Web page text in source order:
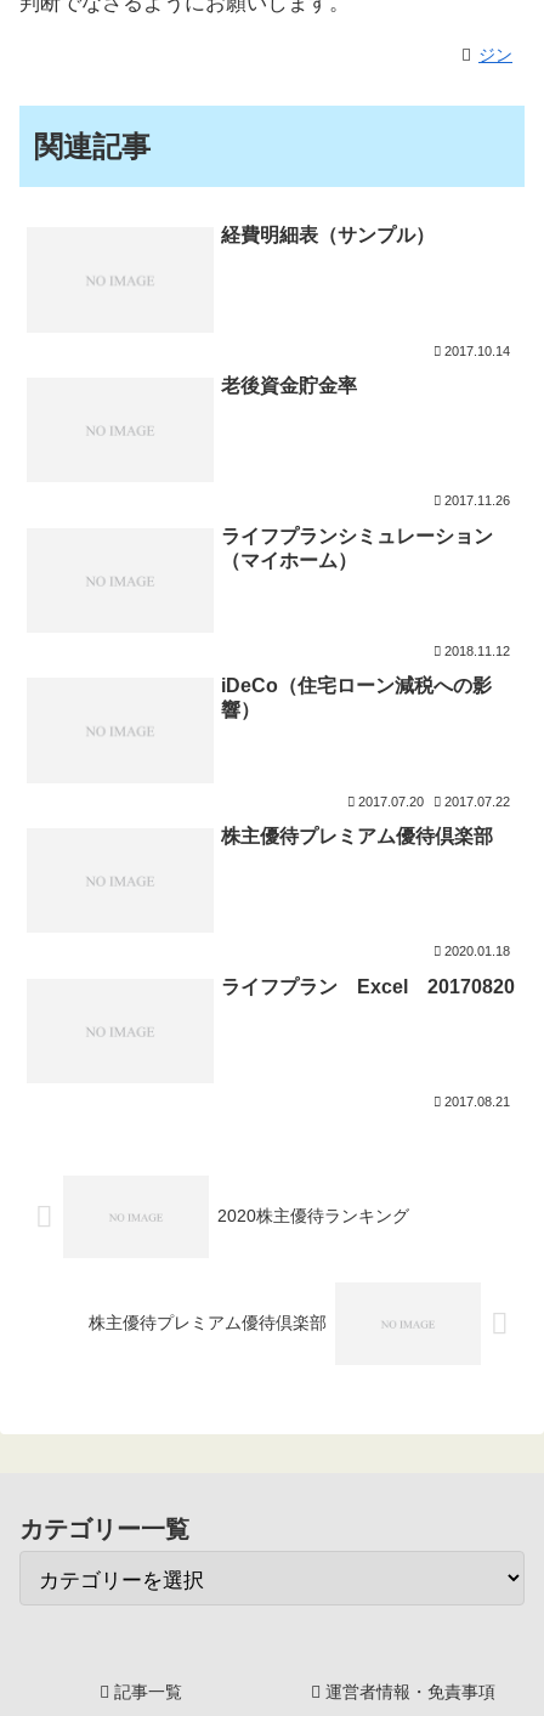
ジン
関連記事
経費明細表（サンプル）
2017.10.14
老後資金貯金率
2017.11.26
ライフプランシミュレーション
（マイホーム）
2018.11.12
iDeCo（住宅ローン減税への影
響）
2017.07.20 2017.07.22
株主優待プレミアム優待倶楽部
2020.01.18
ライフプラン Excel 20170820
2017.08.21
2020株主優待ランキング
株主優待プレミアム優待倶楽部
カテゴリー一覧
記事一覧 運営者情報・免責事項